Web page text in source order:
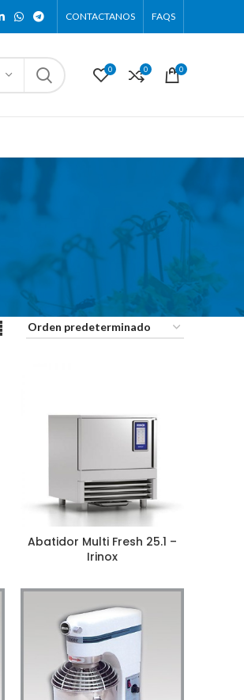
CONTACTANOS FAQS
0 0 0
Abatidor Multi Fresh 25.1 –
Irinox